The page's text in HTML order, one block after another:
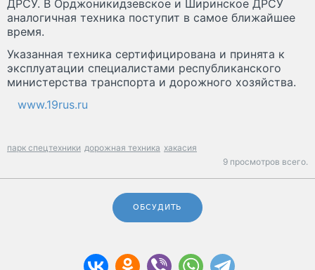
ДРСУ. В Орджоникидзевское и Ширинское ДРСУ
аналогичная техника поступит в самое ближайшее
время.
Указанная техника сертифицирована и принята к
эксплуатации специалистами республиканского
министерства транспорта и дорожного хозяйства.
www.19rus.ru
парк спецтехники дорожная техника хакасия
9 просмотров всего.
ОБСУДИТЬ